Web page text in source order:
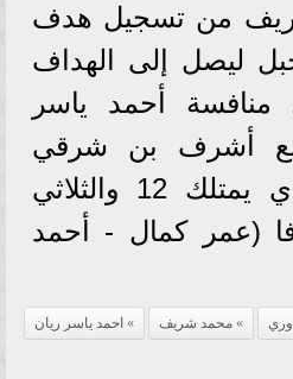
من تسجيل هدف
ليصل إلى الهداف
منافسة أحمد ياسر
مع أشرف بن شرقي
جناح الزمالك الذي يمتلك 12 والثلاثي
الـ11 هدفا (عمر كمال - أحمد
محمد شريف احمد ياسر ريان